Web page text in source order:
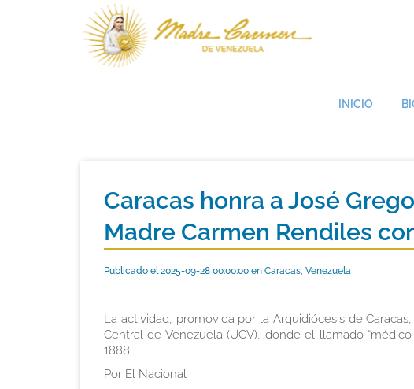
INICIO
Caracas honra a José
Madre Carmen Rendiles
Publicado el 2025-09-28 00:00:00 en Caracas, Venezuela
La actividad, promovida por la Arquidiócesis de
Central de Venezuela (UCV), donde el llamado
1888
Por El Nacional